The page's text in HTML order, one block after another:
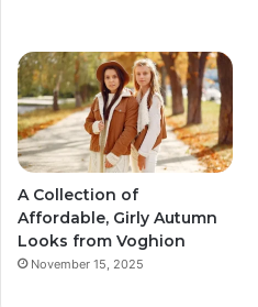
A Collection of
Affordable, Girly Autumn
Looks from Voghion
November 15, 2025